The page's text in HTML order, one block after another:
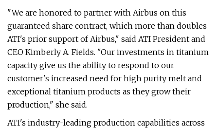
"We are honored to partner with Airbus on this
guaranteed share contract, which more than doubles
ATI's prior support of Airbus," said ATI President and
CEO Kimberly A. Fields. "Our investments in titanium
capacity give us the ability to respond to our
customer's increased need for high purity melt and
exceptional titanium products as they grow their
production," she said.
ATI's industry-leading production capabilities across